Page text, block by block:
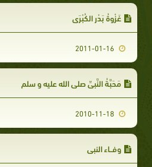
غَزْوةُ بَدْرٍ الكُبْرَى
مَحَبَّةُ النَّبِيِّ صلى الله عليه و سلم
وفــاء النبي